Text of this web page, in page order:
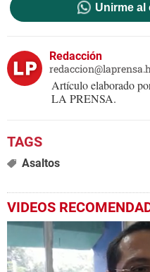
Unirme al
Redacción
Artículo elaborado
LA PRENSA.
Asaltos
VIDEOS